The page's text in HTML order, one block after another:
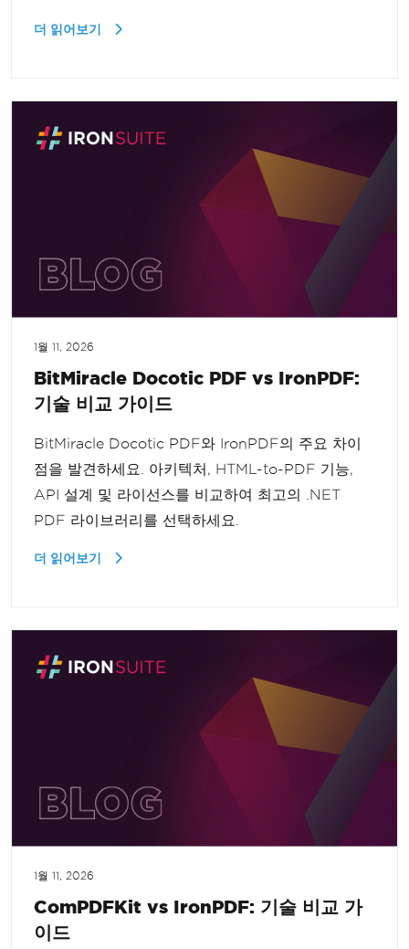
더 읽어보기
1월 11, 2026
BitMiracle Docotic PDF vs IronPDF:
기술 비교 가이드
BitMiracle Docotic PDF와 IronPDF의 주요 차이
점을 발견하세요. 아키텍처, HTML-to-PDF 기능,
API 설계 및 라이선스를 비교하여 최고의 .NET
PDF 라이브러리를 선택하세요.
더 읽어보기
1월 11, 2026
ComPDFKit vs IronPDF: 기술 비교 가
이드